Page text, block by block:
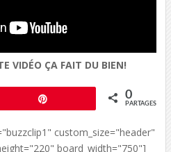
VIDÉO ÇA FAIT DU BIEN!
0
PARTAGES
custom_size="header"
board_width="750"]